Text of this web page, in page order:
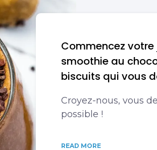
Commencez
smoothie au
biscuits qui vous
Croyez-nous, vous
possible !
READ MORE